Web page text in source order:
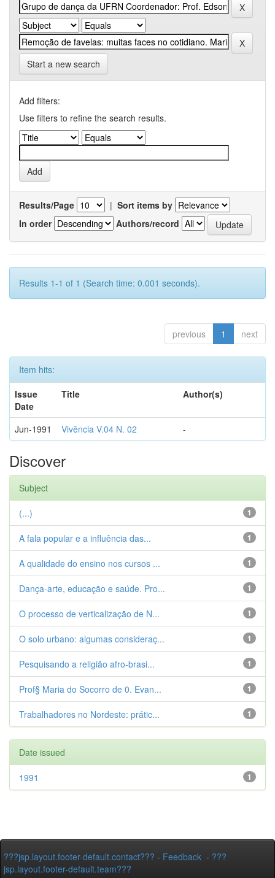
Start a new search
Add filters:
Use filters to refine the search results.
Results/Page | Sort items by
In order
Authors/record
Results 1-1 of 1 (Search time: 0.001 seconds).
previous 1 next
Item hits:
Issue
Date
Title Author(s)
Jun-1991 Vivência V.04 N. 02 -
Discover
Subject
1
(...)
1
A fala popular e a influência das...
1
A qualidade do ensino nos cursos ...
1
Dança-arte, educação e saúde. Pro...
1
O processo de verticalização de N...
1
O solo urbano: algumas consideraç...
1
Pesquisando a religião afro-brasi...
1
Prof§ Maria do Socorro de 0. Evan...
1
Trabalhadores no Nordeste: prátic...
Date issued
1
1991
???jsp.layout.footer-default.contact??? - Feedback - ???
jsp.layout.footer-default.team???